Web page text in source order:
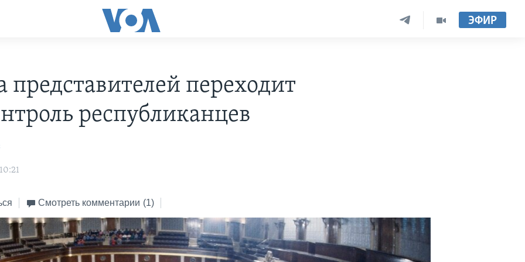
ЭФИР
представителей переходит
республиканцев
Смотреть комментарии (1)